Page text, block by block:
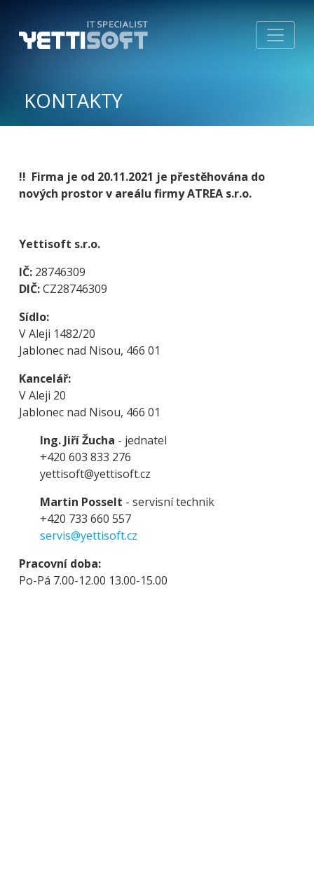
KONTAKTY
!! Firma je od 20.11.2021 je přestěhována do
nových prostor v areálu firmy ATREA s.r.o.
Yettisoft s.r.o.
IČ: 28746309
DIČ:CZ28746309
Sídlo:
V Aleji 1482/20
Jablonec nad Nisou, 466 01
Kancelář:
V Aleji 20
Jablonec nad Nisou, 466 01
Ing. Jiří Žucha - jednatel
+420 603 833 276
yettisoft@yettisoft.cz
Martin Posselt - servisní technik
+420 733 660 557
servis@yettisoft.cz
Pracovní doba:
Po-Pá 7.00-12.00 13.00-15.00